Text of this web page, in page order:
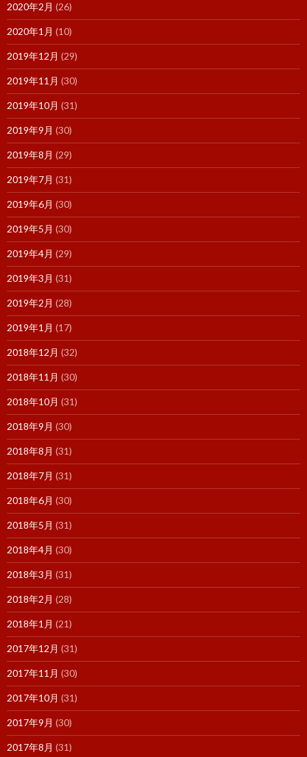
2020年2月 (26)
2020年1月 (10)
2019年12月 (29)
2019年11月 (30)
2019年10月 (31)
2019年9月 (30)
2019年8月 (29)
2019年7月 (31)
2019年6月 (30)
2019年5月 (30)
2019年4月 (29)
2019年3月 (31)
2019年2月 (28)
2019年1月 (17)
2018年12月 (32)
2018年11月 (30)
2018年10月 (31)
2018年9月 (30)
2018年8月 (31)
2018年7月 (31)
2018年6月 (30)
2018年5月 (31)
2018年4月 (30)
2018年3月 (31)
2018年2月 (28)
2018年1月 (21)
2017年12月 (31)
2017年11月 (30)
2017年10月 (31)
2017年9月 (30)
2017年8月 (31)